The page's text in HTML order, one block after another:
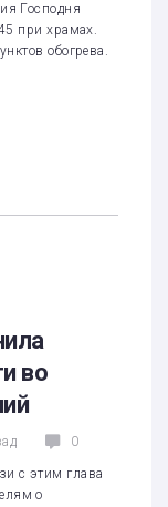
Господня
при храмах.
обогрева.
во
0
с этим глава
о